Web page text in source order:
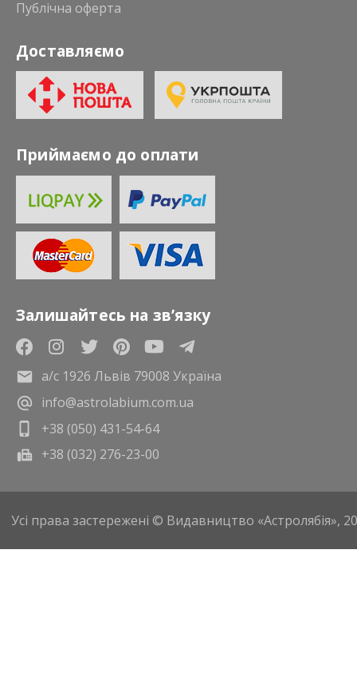
Публічна оферта
Доставляємо
Приймаємо до оплати
Залишайтесь на зв’язку
а/с 1926 Львів 79008 Україна
info@astrolabium.com.ua
+38 (050) 431-54-64
+38 (032) 276-23-00
Усі права застережені © Видавництво «Астролябія»,